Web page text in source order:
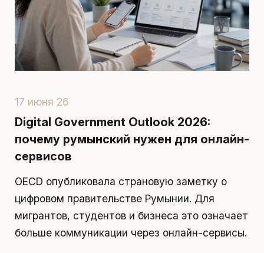
17 июня 26
Digital Government Outlook 2026:
почему румынский нужен для онлайн-
сервисов
OECD опубликовала страновую заметку о
цифровом правительстве Румынии. Для
мигрантов, студентов и бизнеса это означает
больше коммуникации через онлайн-сервисы.